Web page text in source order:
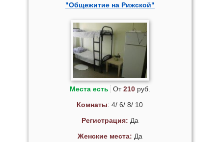
"Общежитие на Рижской"
Места есть От210руб.
Комнаты: 4/ 6/ 8/ 10
Регистрация: Да
Женские места: Да